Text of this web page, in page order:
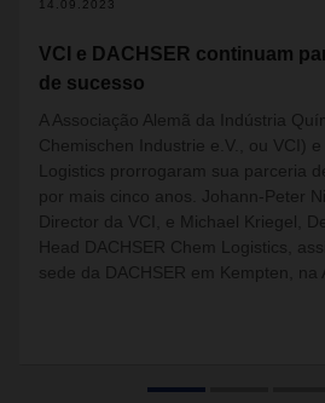
14.09.2023
VCI e DACHSER continuam
de sucesso
A Associação Alemã da Indústria
Chemischen Industrie e.V., ou VCI) e
Logistics prorrogaram sua parceria
por mais cinco anos. Johann-Peter
Director da VCI, e Michael Kriegel,
Head
DACHSER Chem Logistics,
sede da DACHSER em Kempten, na